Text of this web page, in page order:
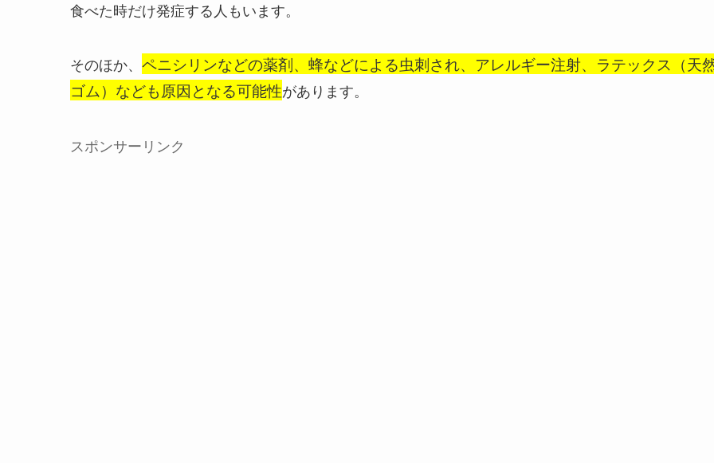
食べた時だけ発症する人もいます。
そのほか、 ペニシリンなどの薬剤、蜂などによる虫刺され、アレルギー注射、ラテックス（天
ゴム）なども原因となる可能性があります。
スポンサーリンク